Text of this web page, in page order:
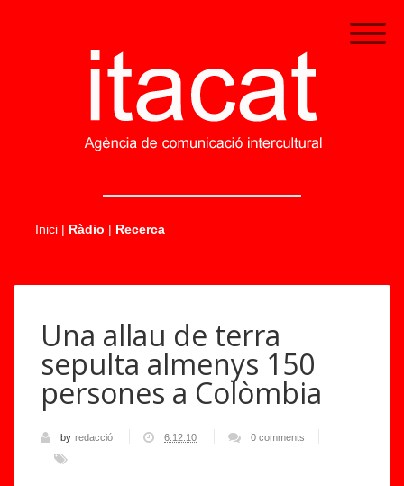
Inici | Ràdio | Recerca
Una allau de terra
sepulta almenys 150
persones a Colòmbia
by redacció 6.12.10 0 comments